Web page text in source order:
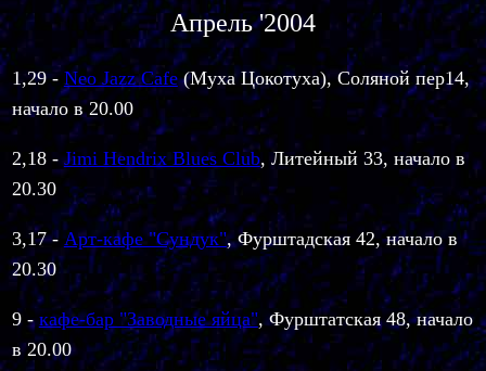
Апрель '2004
1,29 - Neo Jazz Cafe(Муха Цокотуха), Соляной пер14,
начало в 20.00
2,18 -Jimi Hendrix Blues Club, Литейный 33, начало в
20.30
3,17 - Арт-кафе "Сундук",Фурштадская 42, начало в
20.30
9 -кафе-бар "Заводные яйца", Фурштатская 48, начало
в 20.00